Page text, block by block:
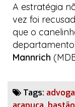
A estratégia
vez foi
que o
Mannrich
Tags: